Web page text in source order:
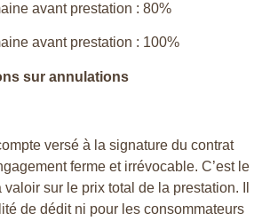
avant prestation : 80%
avant prestation : 100%
sur annulations
versé à la signature du contrat
ferme et irrévocable. C’est le
sur le prix total de la prestation. Il
de dédit ni pour les consommateurs